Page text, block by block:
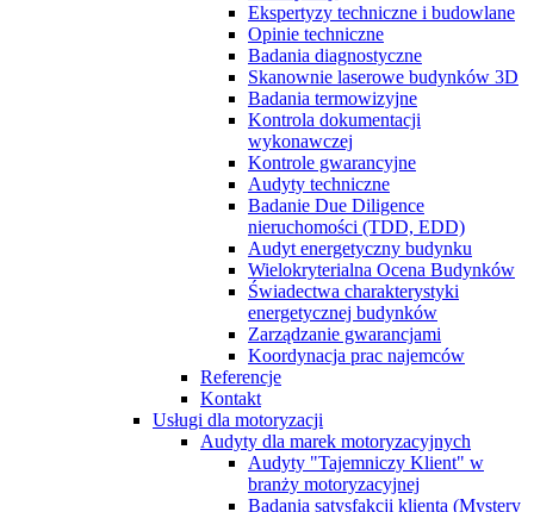
Ekspertyzy techniczne i budowlane
Opinie techniczne
Badania diagnostyczne
Skanownie laserowe budynków 3D
Badania termowizyjne
Kontrola dokumentacji
wykonawczej
Kontrole gwarancyjne
Audyty techniczne
Badanie Due Diligence
nieruchomości (TDD, EDD)
Audyt energetyczny budynku
Wielokryterialna Ocena Budynków
Świadectwa charakterystyki
energetycznej budynków
Zarządzanie gwarancjami
Koordynacja prac najemców
Referencje
Kontakt
Usługi dla motoryzacji
Audyty dla marek motoryzacyjnych
Audyty "Tajemniczy Klient" w
branży motoryzacyjnej
Badania satysfakcji klienta (Mystery